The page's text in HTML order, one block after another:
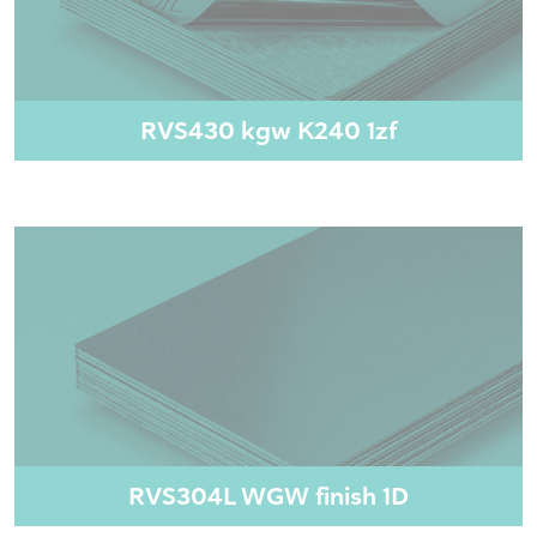
RVS430 kgw K240 1zf
RVS304L WGW finish 1D